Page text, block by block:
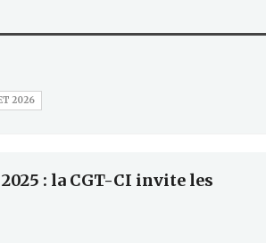
2026
: la CGT-CI invite les